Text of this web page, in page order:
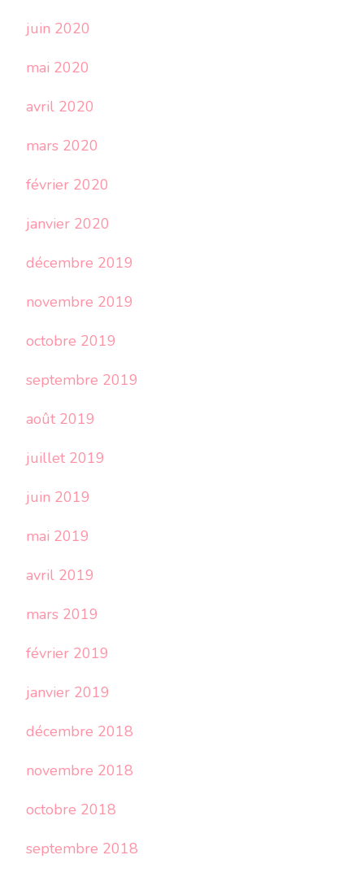
juin 2020
mai 2020
avril 2020
mars 2020
février 2020
janvier 2020
décembre 2019
novembre 2019
octobre 2019
septembre 2019
août 2019
juillet 2019
juin 2019
mai 2019
avril 2019
mars 2019
février 2019
janvier 2019
décembre 2018
novembre 2018
octobre 2018
septembre 2018